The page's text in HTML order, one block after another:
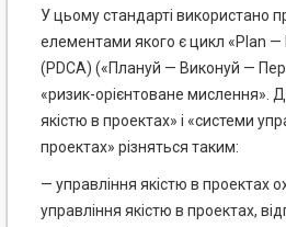
У цьому стандарті використано
елементами якого є цикл «Plan
(PDCA) («Плануй — Виконуй —
«ризик-орієнтоване мислення».
якістю в проектах» і «системи
проектах» різняться таким:
— управління якістю в проектах
управління якістю в проектах,